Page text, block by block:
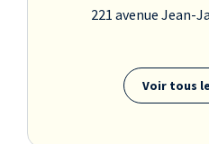
221 avenue Jean-
Voir tous